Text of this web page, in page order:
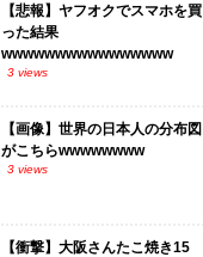
【悲報】ヤフオクでスマホを買
った結果
wwwwwwwwwwwwwwww
3 views
【画像】世界の日本人の分布図
がこちらwwwwwwww
3 views
【衝撃】大阪さんたこ焼き15